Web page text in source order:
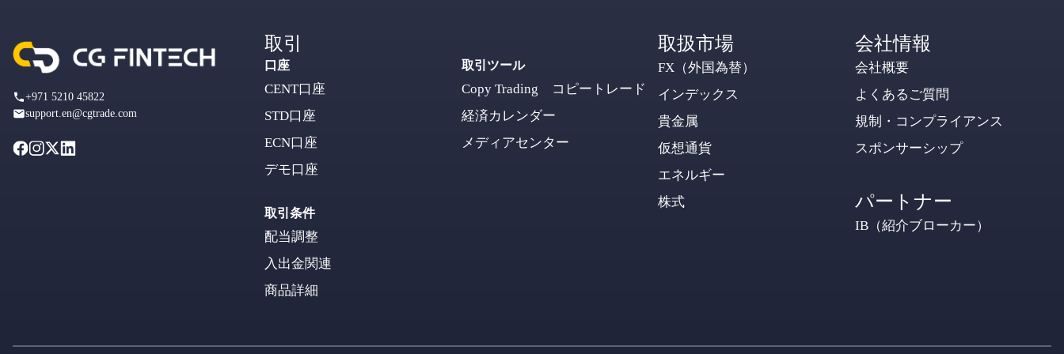
+971 5210 45822
support.en@cgtrade.com
取引
口座
CENT口座
STD口座
ECN口座
デモ口座
取引条件
配当調整
入出金関連
商品詳細
取引ツール
Copy Trading コピートレード
経済カレンダー
メディアセンター
取扱市場
FX（外国為替）
インデックス
貴金属
仮想通貨
エネルギー
株式
会社情報
会社概要
よくあるご質問
規制・コンプライアンス
スポンサーシップ
パートナー
IB（紹介ブローカー）